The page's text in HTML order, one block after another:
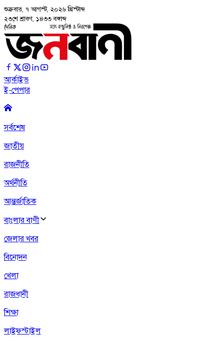
শুক্রবার, ৭ আগস্ট, ২০২৬ খ্রিস্টাব্দ
২৩শে শ্রাবণ, ১৪৩৩ বঙ্গাব্দ
আর্কাইভ
ই-পেপার
সর্বশেষ
জাতীয়
রাজনীতি
অর্থনীতি
আন্তর্জাতিক
বাংলার বাণী
জেলার খবর
বিনোদন
খেলা
রাজধানী
শিক্ষা
লাইফস্টাইল